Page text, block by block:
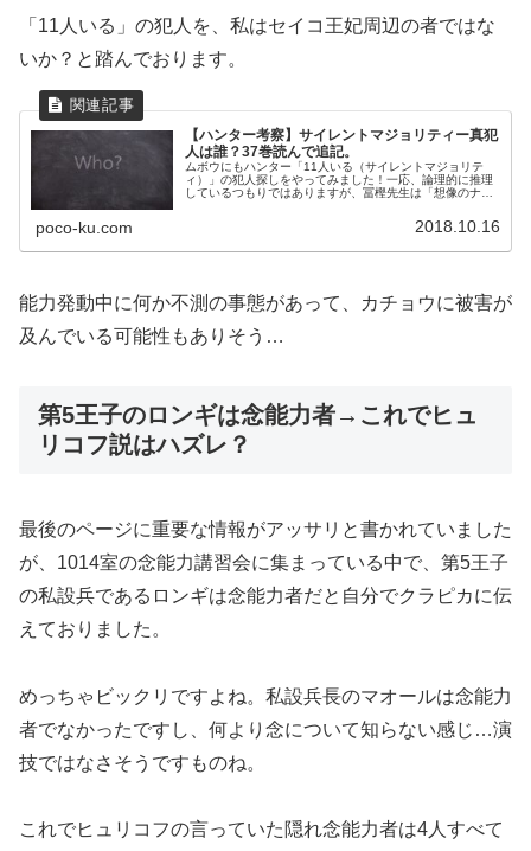
「11人いる」の犯人を、私はセイコ王妃周辺の者ではな
いか？と踏んでおります。
【ハンター考察】サイレントマジョリティー真犯
人は誰？37巻読んで追記。
ムボウにもハンター「11人いる（サイレントマジョリテ
ィ）」の犯人探しをやってみました！一応、論理的に推理
しているつもりではありますが、冨樫先生は「想像のナナ
poco-ku.com 2018.10.16
能力発動中に何か不測の事態があって、カチョウに被害が
及んでいる可能性もありそう…
第5王子のロンギは念能力者→これでヒュ
リコフ説はハズレ？
最後のページに重要な情報がアッサリと書かれていました
が、1014室の念能力講習会に集まっている中で、第5王子
の私設兵であるロンギは念能力者だと自分でクラピカに伝
えておりました。
めっちゃビックリですよね。私設兵長のマオールは念能力
者でなかったですし、何より念について知らない感じ…演
技ではなさそうですものね。
これでヒュリコフの言っていた隠れ念能力者は4人すべて